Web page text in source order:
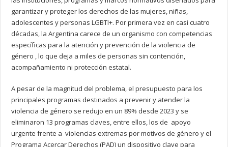
garantizar y proteger los derechos de las mujeres, niñas,
adolescentes y personas LGBTI+. Por primera vez en casi cuatro
décadas, la Argentina carece de un organismo con competencias
específicas para la atención y prevención de la violencia de
género , lo que deja a miles de personas sin contención,
acompañamiento ni protección estatal.
A pesar de la magnitud del problema, el presupuesto para los
principales programas destinados a prevenir y atender la
violencia de género se redujo en un 89% desde 2023 y se
eliminaron 13 programas claves, entre ellos, los de apoyo
urgente frente a violencias extremas por motivos de género y el
Programa Acercar Derechos (PAD) un dispositivo clave para